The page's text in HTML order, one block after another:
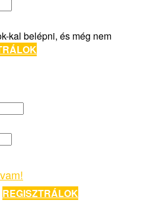
kal belépni, és még nem
REGISZTRÁLOK